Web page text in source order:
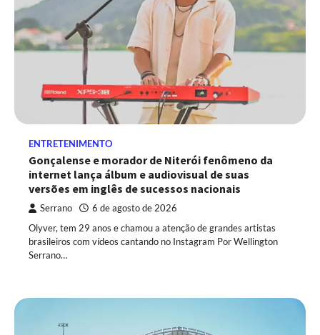
ENTRETENIMENTO
Gonçalense e morador de Niterói fenômeno da
internet lança álbum e audiovisual de suas
versões em inglês de sucessos nacionais
Serrano 6 de agosto de 2026
Olyver, tem 29 anos e chamou a atenção de grandes artistas
brasileiros com vídeos cantando no Instagram Por Wellington
Serrano…